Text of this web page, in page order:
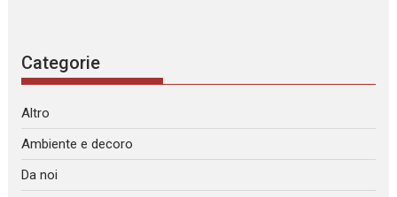
Categorie
Altro
Ambiente e decoro
Da noi